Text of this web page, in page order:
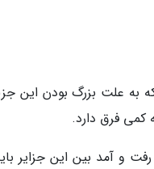
به علت بزرگ بودن این
کمی فرق دارد.
و آمد بین این جزایر